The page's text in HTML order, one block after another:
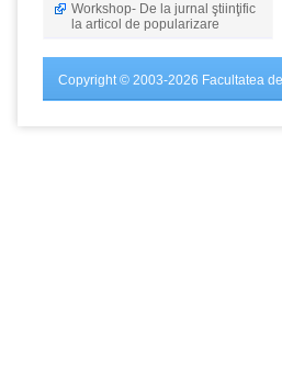
Workshop- De la jurnal ştiinţific
la articol de popularizare
Copyright © 2003-2026 Facultatea